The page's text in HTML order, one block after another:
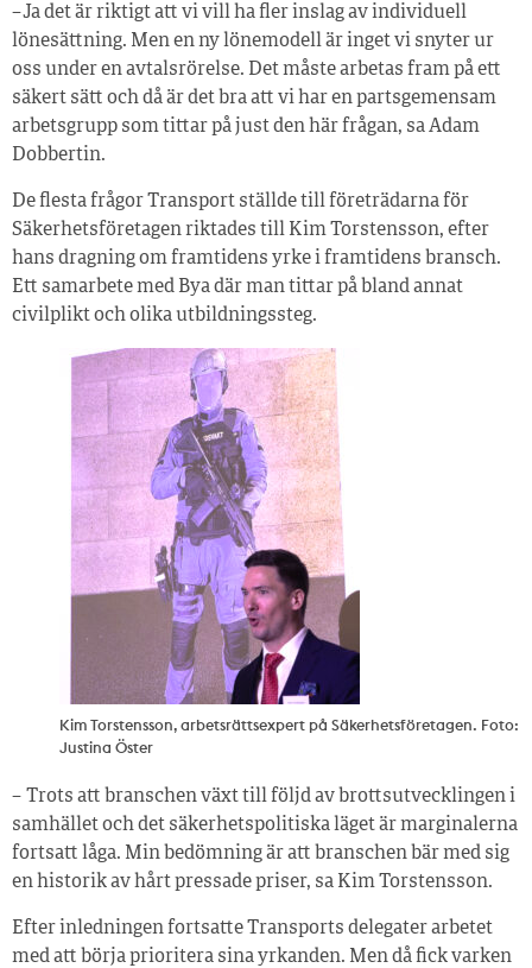
– Ja det är riktigt att vi vill ha fler inslag av individuell
lönesättning. Men en ny lönemodell är inget vi snyter ur
oss under en avtalsrörelse. Det måste arbetas fram på ett
säkert sätt och då är det bra att vi har en partsgemensam
arbetsgrupp som tittar på just den här frågan, sa Adam
Dobbertin.
De flesta frågor Transport ställde till företrädarna för
Säkerhetsföretagen riktades till Kim Torstensson, efter
hans dragning om framtidens yrke i framtidens bransch.
Ett samarbete med Bya där man tittar på bland annat
civilplikt och olika utbildningssteg.
Kim Torstensson, arbetsrättsexpert på Säkerhetsföretagen. Foto:
Justina Öster
– Trots att branschen växt till följd av brottsutvecklingen i
samhället och det säkerhetspolitiska läget är marginalerna
fortsatt låga. Min bedömning är att branschen bär med sig
en historik av hårt pressade priser, sa Kim Torstensson.
Efter inledningen fortsatte Transports delegater arbetet
med att börja prioritera sina yrkanden. Men då fick varken